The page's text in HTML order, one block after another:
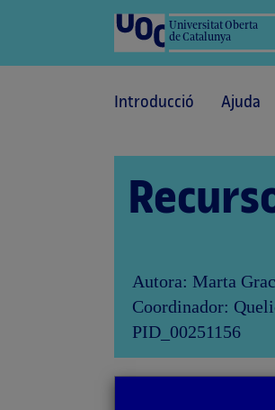
Universitat Oberta
de Catalunya
Introducció Ajuda
Autora: Marta
Coordinador:
PID_00251156